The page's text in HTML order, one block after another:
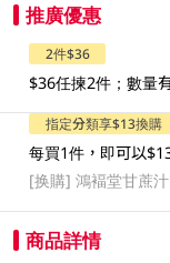
推廣優惠
2件$36
$36任揀2件；數量
指定分類享$13換購
每買1件，即可以
[换購]鴻褔堂甘蔗
商品詳情